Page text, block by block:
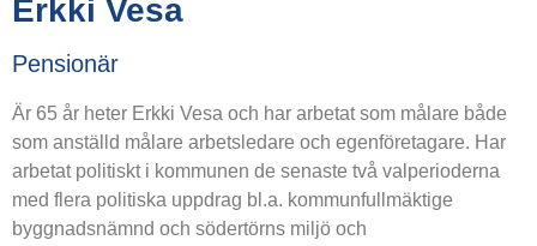
Erkki Vesa
Pensionär
Är 65 år heter Erkki Vesa och har arbetat som målare både
som anställd målare arbetsledare och egenföretagare. Har
arbetat politiskt i kommunen de senaste två valperioderna
med flera politiska uppdrag bl.a. kommunfullmäktige
byggnadsnämnd och södertörns miljö och